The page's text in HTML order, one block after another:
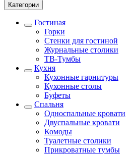
Категории
Гостиная
Горки
Стенки для гостиной
Журнальные столики
TВ-Тумбы
Кухня
Кухонные гарнитуры
Кухонные столы
Буфеты
Спальня
Односпальные кровати
Двуспальные кровати
Комоды
Туалетные столики
Прикроватные тумбы